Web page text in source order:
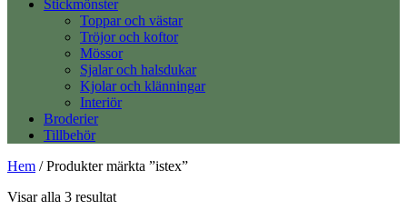
Stickmönster
Toppar och västar
Tröjor och koftor
Mössor
Sjalar och halsdukar
Kjolar och klänningar
Interiör
Broderier
Tillbehör
Hem / Produkter märkta ”istex”
Visar alla 3 resultatSortera